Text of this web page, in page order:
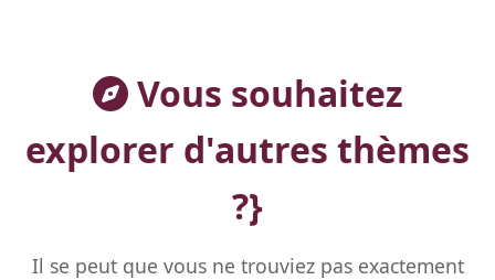
Vous souhaitez
explorer d'autres thèmes
?}
Il se peut que vous ne trouviez pas exactement